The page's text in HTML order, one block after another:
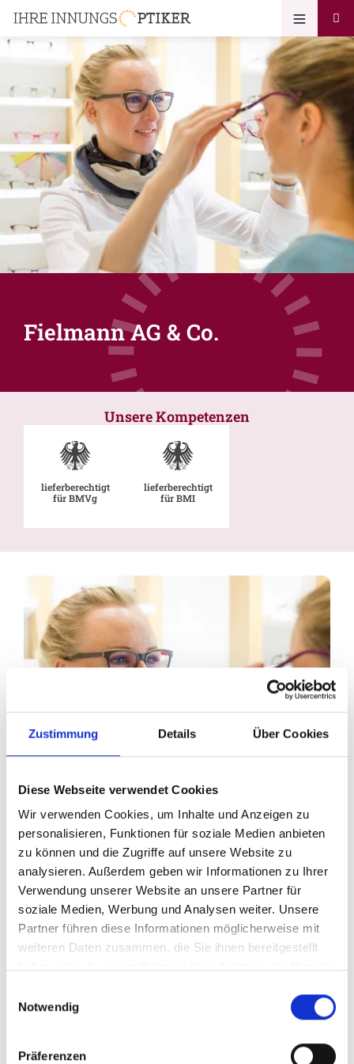
Zustimmung Details Über Cookies
Diese Webseite verwendet Cookies
Wir verwenden Cookies, um Inhalte und Anzeigen zu
personalisieren, Funktionen für soziale Medien anbieten
zu können und die Zugriffe auf unsere Website zu
analysieren. Außerdem geben wir Informationen zu Ihrer
Verwendung unserer Website an unsere Partner für
soziale Medien, Werbung und Analysen weiter. Unsere
Partner führen diese Informationen möglicherweise mit
weiteren Daten zusammen, die Sie ihnen bereitgestellt
Notwendig
Präferenzen
Fielmann AG & Co.
Unsere Kompetenzen
lieferberechtigt
für BMVg
lieferberechtigt
für BMI
Ihr Partner für optimales
Sehen in Weiden
Als erster Ansprechpartner für das gute Sehen sind wir
als Augenoptiker in Weiden mehr als „nur“ diejenigen,
die sich um die jeweilige optisch, anatomisch und
ästhetisch perfekt auf Ihre individuellen Wünsche und
auch oft die Ersten, die eventuelle Auffälligkeiten am